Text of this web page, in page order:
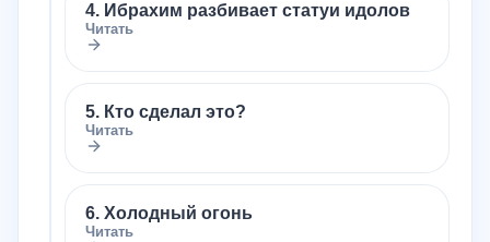
4. Ибрахим разбивает статуи идолов
Читать
5. Кто сделал это?
Читать
6. Холодный огонь
Читать